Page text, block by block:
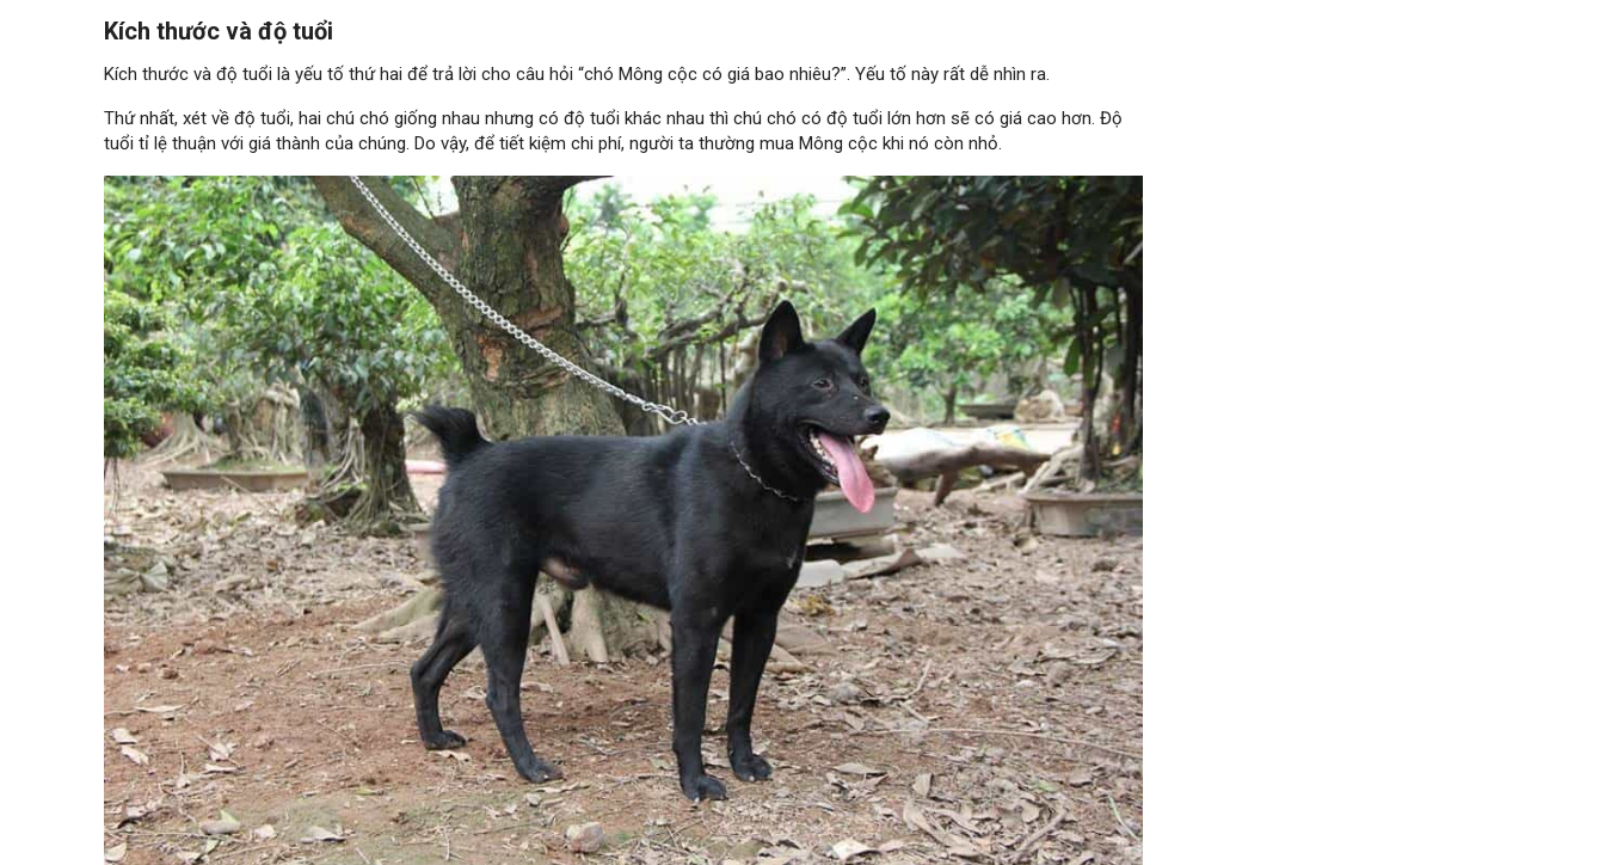
Kích thước và độ tuổi
Kích thước và độ tuổi là yếu tố thứ hai để trả lời cho câu hỏi “chó Mông cộc có giá bao nhiêu?”. Yếu tố này rất dễ nhìn ra.
Thứ nhất, xét về độ tuổi, hai chú chó giống nhau nhưng có độ tuổi khác nhau thì chú chó có độ tuổi lớn hơn sẽ có giá cao hơn. Độ
tuổi tỉ lệ thuận với giá thành của chúng. Do vậy, để tiết kiệm chi phí, người ta thường mua Mông cộc khi nó còn nhỏ.